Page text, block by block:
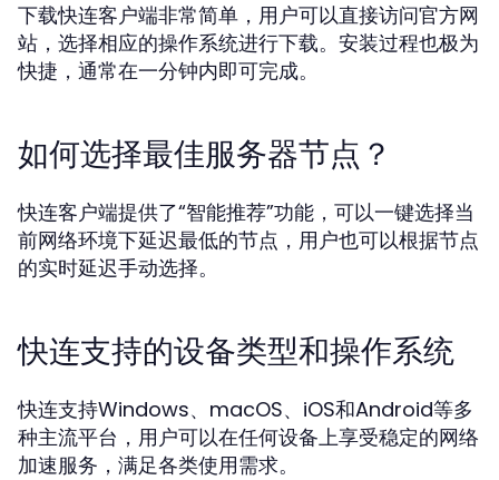
下载快连客户端非常简单，用户可以直接访问官方网
站，选择相应的操作系统进行下载。安装过程也极为
快捷，通常在一分钟内即可完成。
如何选择最佳服务器节点？
快连客户端提供了“智能推荐”功能，可以一键选择当
前网络环境下延迟最低的节点，用户也可以根据节点
的实时延迟手动选择。
快连支持的设备类型和操作系统
快连支持Windows、macOS、iOS和Android等多
种主流平台，用户可以在任何设备上享受稳定的网络
加速服务，满足各类使用需求。